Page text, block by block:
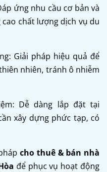
ứng nhu cầu cơ bản và
chất lượng dịch vụ du
Giải pháp hiệu quả để
nhiên, tránh ô nhiễm
Dễ dàng lắp đặt tại
xây dựng phức tạp, có
cho thuê & bán nhà
để phục vụ hoạt động